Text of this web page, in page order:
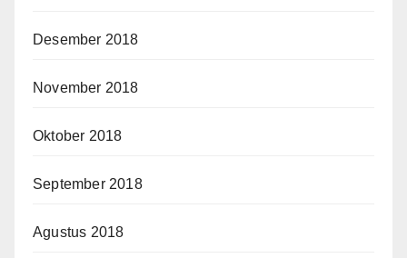
Desember 2018
November 2018
Oktober 2018
September 2018
Agustus 2018